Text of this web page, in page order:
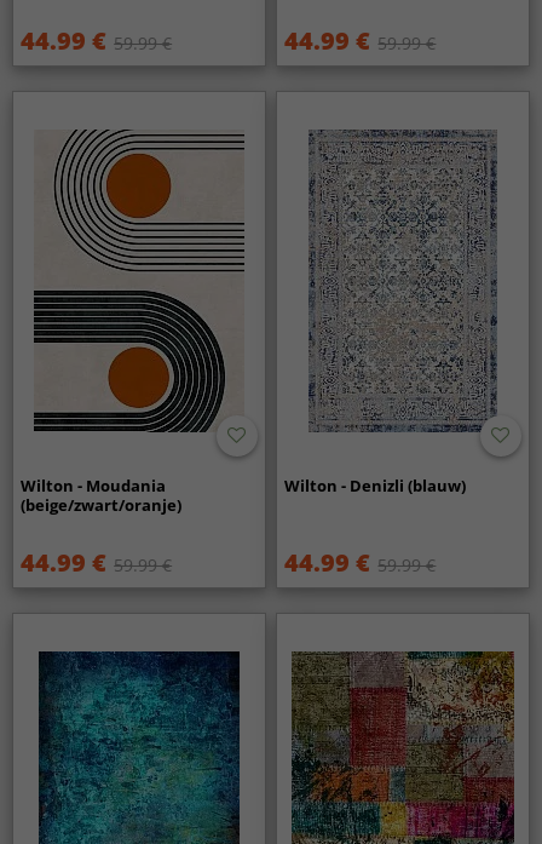
44.99 € 59.99 € 44.99 € 59.99 €
Wilton - Moudania
(beige/zwart/oranje)
44.99 € 59.99 €
Wilton - Denizli (blauw)
44.99 € 59.99 €